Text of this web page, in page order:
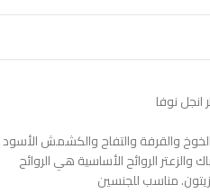
انجل نوفا
والقرفة والتفاح والكشمش الأسود
الروائح الأساسية هي الروائح
مناسب للجنسين